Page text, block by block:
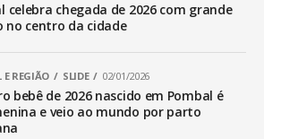
celebra chegada de 2026 com grande
no centro da cidade
E REGIÃO SLIDE 02/01/2026
bebê de 2026 nascido em Pombal é
e veio ao mundo por parto